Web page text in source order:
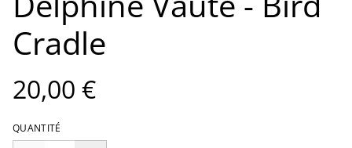
Cradle
20,00 €
QUANTITÉ